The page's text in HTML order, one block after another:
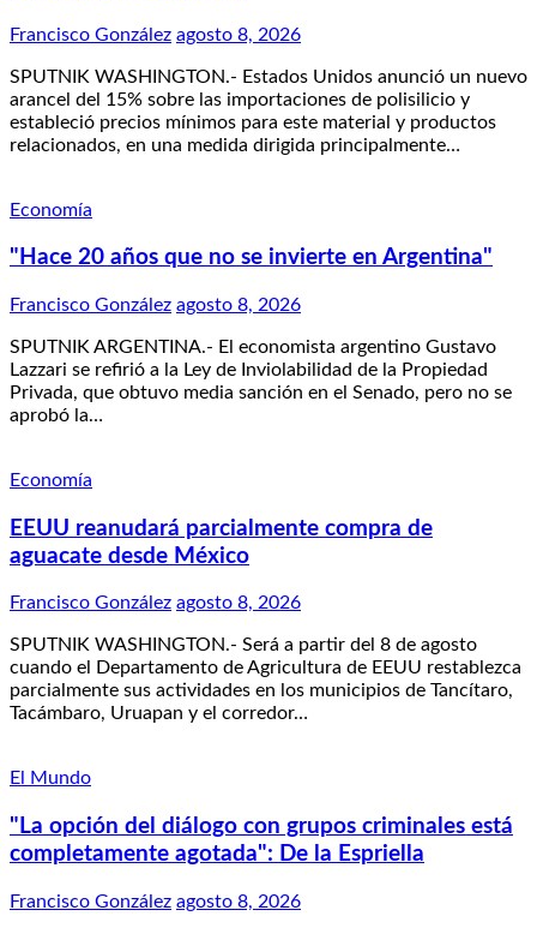
Francisco González agosto 8, 2026
SPUTNIK WASHINGTON.- Estados Unidos anunció un nuevo
arancel del 15% sobre las importaciones de polisilicio y
estableció precios mínimos para este material y productos
relacionados, en una medida dirigida principalmente…
Economía
"Hace 20 años que no se invierte en Argentina"
Francisco González agosto 8, 2026
SPUTNIK ARGENTINA.- El economista argentino Gustavo
Lazzari se refirió a la Ley de Inviolabilidad de la Propiedad
Privada, que obtuvo media sanción en el Senado, pero no se
aprobó la…
Economía
EEUU reanudará parcialmente compra de
aguacate desde México
Francisco González agosto 8, 2026
SPUTNIK WASHINGTON.- Será a partir del 8 de agosto
cuando el Departamento de Agricultura de EEUU restablezca
parcialmente sus actividades en los municipios de Tancítaro,
Tacámbaro, Uruapan y el corredor…
El Mundo
"La opción del diálogo con grupos criminales está
completamente agotada": De la Espriella
Francisco González agosto 8, 2026